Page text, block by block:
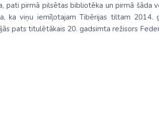
pati pirmā pilsētas bibliotēka un pirmā šāda
ka viņu iemīļotajam Tibērijas tiltam 2014.
pats titulētākais 20. gadsimta režisors